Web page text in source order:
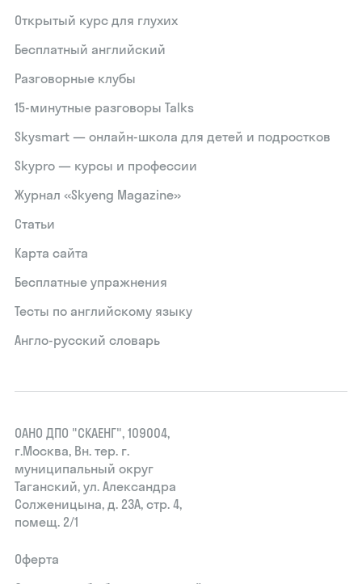
Открытый курс для глухих
Бесплатный английский
Разговорные клубы
15‑минутные разговоры Talks
Skysmart — онлайн-школа для детей и подростков
Skypro — курсы и профессии
Журнал «Skyeng Magazine»
Статьи
Карта сайта
Бесплатные упражнения
Тесты по английскому языку
Англо-русский словарь
ОАНО ДПО "СКАЕНГ", 109004,
г.Москва, Вн. тер. г.
муниципальный округ
Таганский, ул. Александра
Солженицына, д. 23А, стр. 4,
помещ. 2/1
Оферта